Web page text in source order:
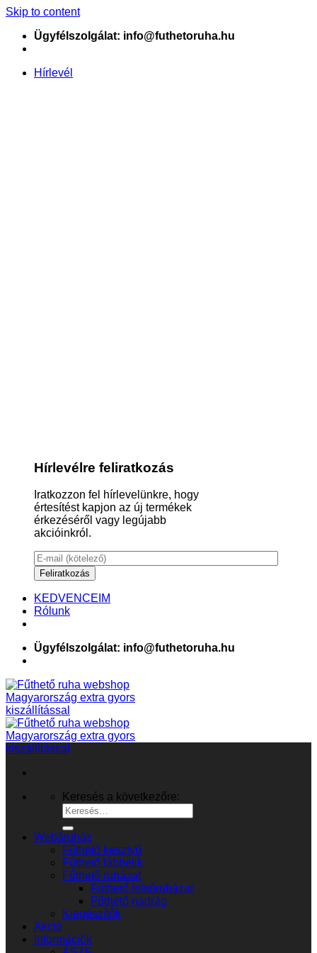
Skip to content
Ügyfélszolgálat: info@futhetoruha.hu
Hírlevél
Hírlevélre feliratkozás
Iratkozzon fel hírlevelünkre, hogy
értesítést kapjon az új termékek
érkezéséről vagy legújabb
akcióinkról.
KEDVENCEIM
Rólunk
Ügyfélszolgálat: info@futhetoruha.hu
Keresés a következőre:
Webáruház
Fűthető kesztyű
Fűthető lábbelik
Fűthető ruházat
Fűthető felsőruházat
Fűthető nadrág
Kiegészítők
Akció
Információk